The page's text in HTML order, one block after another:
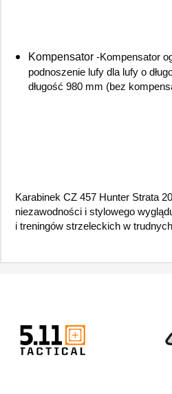
Kompensator-Kompensator
podnoszenie lufy dla lufy o
długość 980 mm (bez
Karabinek CZ 457 Hunter Strata
niezawodności i stylowego
i treningów strzeleckich w